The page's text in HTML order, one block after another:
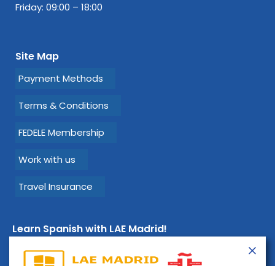
Friday: 09:00 – 18:00
Site Map
Payment Methods
Terms & Conditions
FEDELE Membership
Work with us
Travel Insurance
Learn Spanish with LAE Madrid!
Email:info@laemadrid.com